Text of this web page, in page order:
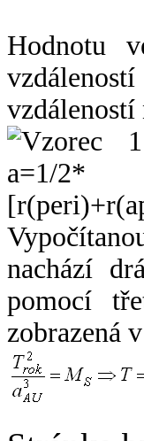
Hodnotu
vzdáleností
nachází
pomocí
zobrazená